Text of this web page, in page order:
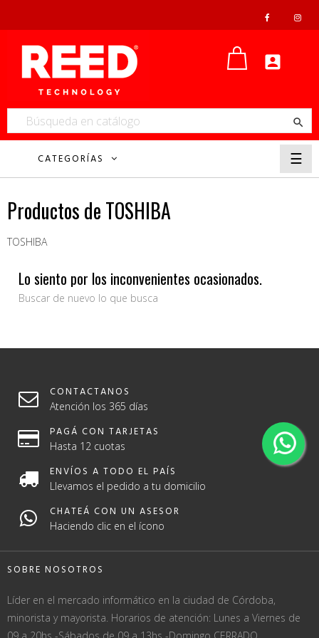


CATEGORÍAS
de
☰
Productos de TOSHIBA
TOSHIBA
Lo siento por los inconvenientes ocasionados.
Buscar de nuevo lo que busca
CONTACTANOS
Atención los 365 días
PAGÁ CON TARJETAS
Hasta 12 cuotas
ENVÍOS A TODO EL PAÍS
Llevamos el pedido a tu domicilio
CHATEÁ CON UN ASESOR
Haciendo clic en el ícono
SOBRE NOSOTROS
Líder en el mercado informático en la ciudad de Córdoba,
minorista y mayorista. Horarios de atención: Lunes a Viernes de